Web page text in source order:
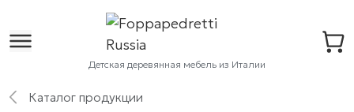
Детская деревянная мебель из Италии
Каталог продукции